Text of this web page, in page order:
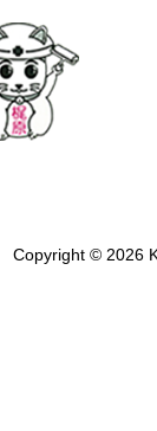
Copyright © 2026